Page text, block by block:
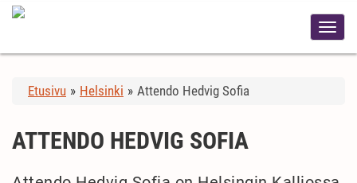
Etusivu » Helsinki » Attendo Hedvig Sofia
ATTENDO HEDVIG SOFIA